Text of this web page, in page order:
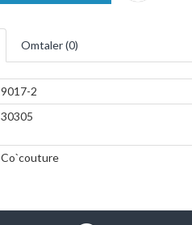
Omtaler (0)
9017-2
30305
Co`couture